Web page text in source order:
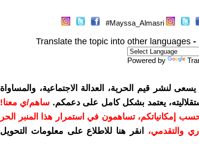
Mayssa_Almasri#
-
Translate the topic into other languages
Powered by
لنشر قيم الحرية، العدالة الاجتماعية، والمساواة
يعتمد بشكل كامل على دعمكم. ساهم/ي معنا!
أو أكثر حسب إمكانياتكم، تساهمون في استمرار هذا المنبر الحر
والتقدمي،
انقر هنا للاطلاع على معلومات التحويل